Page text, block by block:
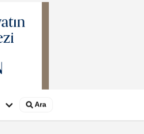
Ara